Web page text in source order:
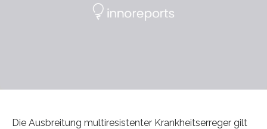
Die Ausbreitung multiresistenter Krankheitserreger gilt